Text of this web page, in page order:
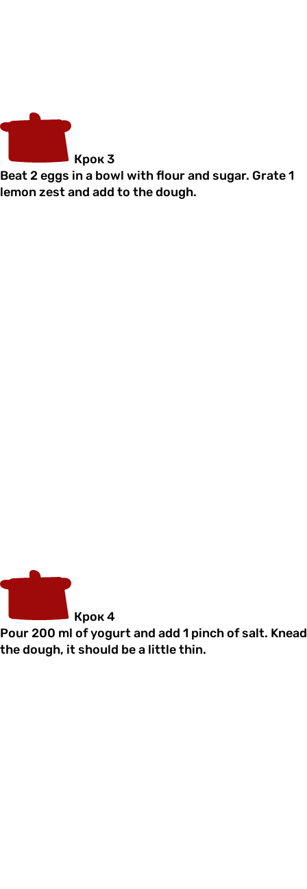
Крок 3
Beat 2 eggs in a bowl with flour and sugar. Grate 1
lemon zest and add to the dough.
Крок 4
Pour 200 ml of yogurt and add 1 pinch of salt. Knead
the dough, it should be a little thin.